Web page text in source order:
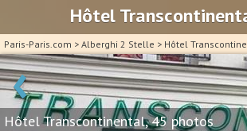
Hôtel
Paris-Paris.com > Alberghi 2 Stelle > Hôtel
‹
Hôtel Transcontinental, 45 photos